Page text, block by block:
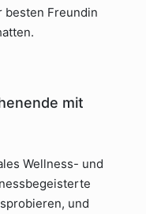
besten Freundin
mit
Wellness- und
und